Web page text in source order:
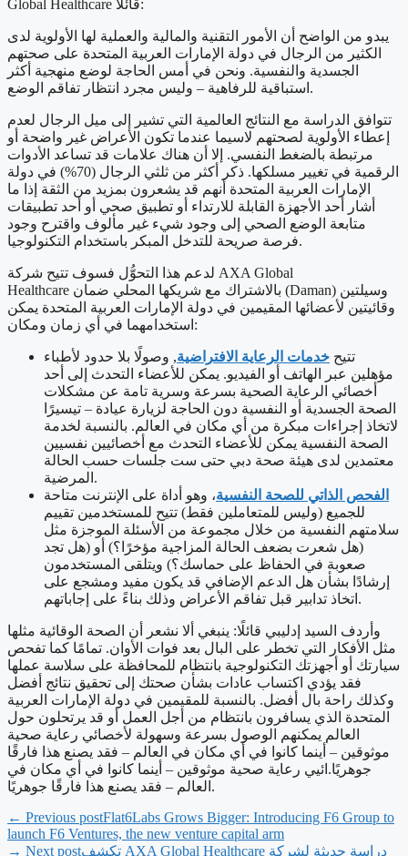
Global Healthcare قائلًا:
يبدو من الواضح أن الأمور التقنية والمالية والعملية لها الأولوية لدى
الكثير من الرجال في دولة الإمارات العربية المتحدة على صحتهم
الجسدية والنفسية. ونحن في أمس الحاجة لوضع منهجية أكثر
استباقية للرفاهية – وليس مجرد انتظار تفاقم الوضع.
تتوافق الدراسة مع النتائج العالمية التي تشير إلى ميل الرجال لعدم
إعطاء الأولوية لصحتهم لاسيما عندما تكون الأعراض غير واضحة أو
مرتبطة بالضغط النفسي. إلا أن هناك علامات قد تساعد الأدوات
الرقمية في تغيير مسلكها. ذكر أكثر من ثلثي الرجال (70%) في دولة
الإمارات العربية المتحدة أنهم قد يشعرون بمزيد من الثقة إذا ما
أشار أحد الأجهزة القابلة للارتداء أو تطبيق صحي أو أحد تطبيقات
متابعة الوضع الصحي إلى وجود شيء غير مألوف واقترح وجود
فرصة صريحة للتدخل المبكر باستخدام التكنولوجيا.
لدعم هذا التحوُّل فسوف تتيح شركة AXA Global
Healthcare بالاشتراك مع شريكها المحلي ضمان (Daman) وسيلتين
وقائيتين لأعضائها المقيمين في دولة الإمارات العربية المتحدة يمكن
استخدامهما في أي زمان ومكان:
تتيح خدمات الرعاية الافتراضية, وصولًا بلا حدود لأطباء
مؤهلين عبر الهاتف أو الفيديو. يمكن للأعضاء التحدث إلى أحد
أخصائي الرعاية الصحية بسرعة وسرية تامة عن مشكلات
الصحة الجسدية أو النفسية دون الحاجة لزيارة عيادة – تيسيرًا
لاتخاذ إجراءات مبكرة من أي مكان في العالم. بالنسبة لخدمة
الصحة النفسية يمكن للأعضاء التحدث مع أخصائيين نفسيين
معتمدين لدى هيئة صحة دبي حتى ست جلسات حسب الحالة
المرضية.
الفحص الذاتي للصحة النفسية، وهو أداة على الإنترنت متاحة
للجميع (وليس للمتعاملين فقط) تتيح للمستخدمين تقييم
سلامتهم النفسية من خلال مجموعة من الأسئلة الموجزة مثل
(هل شعرت بضعف الحالة المزاجية مؤخرًا؟) أو (هل تجد
صعوبة في الحفاظ على حماسك؟) ويتلقى المستخدمون
إرشادًا بشأن هل الدعم الإضافي قد يكون مفيد ومشجع على
اتخاذ تدابير قبل تفاقم الأعراض وذلك بناءً على إجاباتهم.
وأردف السيد إدليبي قائلًا: ينبغي ألا نشعر أن الصحة الوقائية مثلها
مثل الأفكار التي تخطر على البال بعد فوات الأوان. تمامًا كما تفحص
سيارتك أو أجهزتك التكنولوجية بانتظام للمحافظة على سلاسة عملها
فقد يؤدي اكتساب عادات بشأن صحتك إلى تحقيق نتائج أفضل
وكذلك راحة بال أفضل. بالنسبة للمقيمين في دولة الإمارات العربية
المتحدة الذي يسافرون بانتظام من أجل العمل أو قد يرتحلون حول
العالم يمكنهم الوصول بسرعة وسهولة لأخصائي رعاية صحية
موثوقين – أينما كانوا في أي مكان في العالم – فقد يصنع هذا فارقًا
جوهريًا.ائيي رعاية صحية موثوقين – أينما كانوا في أي مكان في
العالم – فقد يصنع هذا فارقًا جوهريًا.
← Previous postFlat6Labs Grows Bigger: Introducing F6 Group to
launch F6 Ventures, the new venture capital arm
→ Next post‫دراسة حديثة لشركة AXA Global Healthcare تكشف